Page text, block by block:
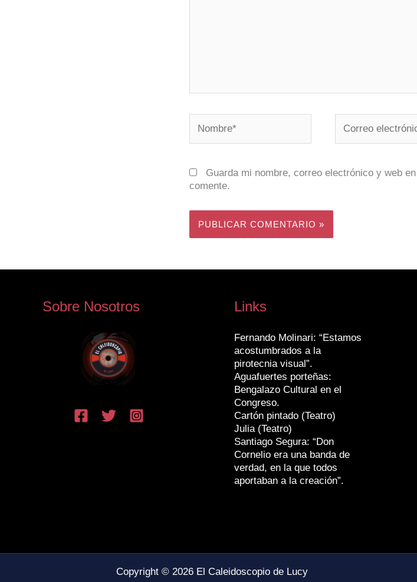
electrónico*
Guarda mi nombre, correo electrónico y web
comente.
Sobre Nosotros Links
Fernando Molinari: “Estamos
acostumbrados a la
pirotecnia visual”.
Aguafuertes porteñas:
Bengalazo Cultural en el
Congreso.
Cartón pintado (Teatro)
Julia (Teatro)
Santiago Segura: “Don
Cornelio era una banda de
verdad, en la que todos
aportaban a la creación”.
Copyright © 2026 El Caleidoscopio de Lucy